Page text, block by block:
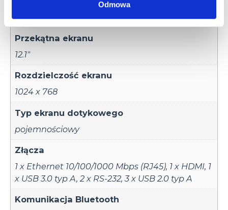
Odmowa
Tak
Przekątna ekranu
12.1"
Rozdzielczość ekranu
1024 x 768
Typ ekranu dotykowego
pojemnościowy
Złącza
1 x Ethernet 10/100/1000 Mbps (RJ45), 1 x HDMI, 1
x USB 3.0 typ A,2 x RS-232,3 x USB 2.0 typ A
Komunikacja Bluetooth